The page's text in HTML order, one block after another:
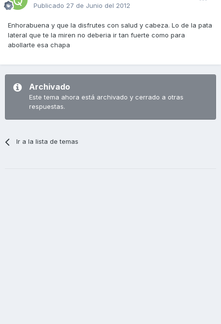
Publicado 27 de Junio del 2012
Enhorabuena y que la disfrutes con salud y cabeza. Lo de la pata
lateral que te la miren no deberia ir tan fuerte como para
abollarte esa chapa
Archivado
Este tema ahora está archivado y cerrado a otras
respuestas.
Ir a la lista de temas